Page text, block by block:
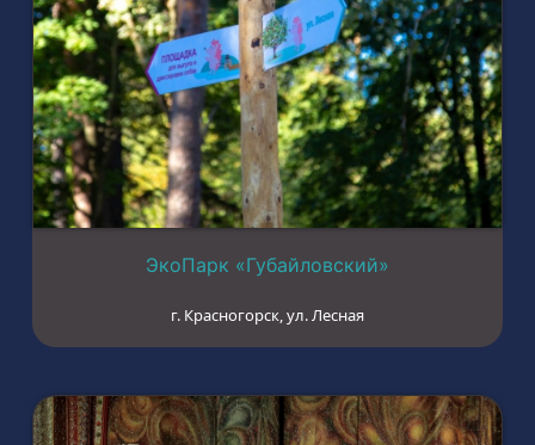
ЭкоПарк «Губайловский»
г. Красногорск, ул. Лесная